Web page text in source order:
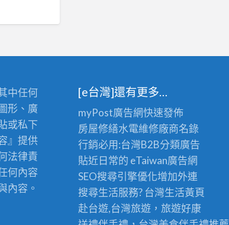
中任何
形、廣
或私下
』提供
法律責
何內容
內容。
[e台灣]還有更多…
myPost廣告網快速發佈
房屋修繕水電維修廠商名錄
行銷必用:台灣B2B分類廣告
貼近日常的 eTaiwan廣告網
SEO搜尋引擎優化增加外連
搜尋生活服務? 台灣生活黃頁
赴台遊,台灣旅遊 ，旅遊好康